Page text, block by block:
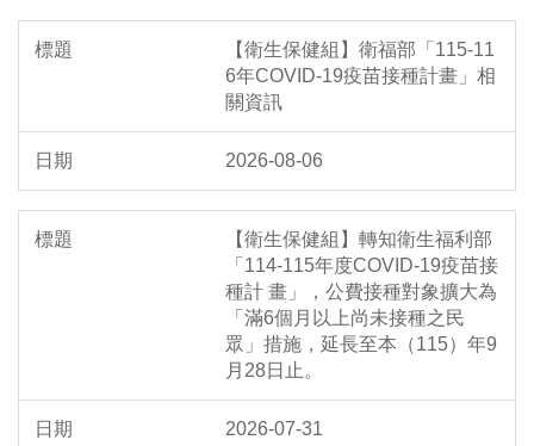
【衛生保健組】衛福部「115-11
6年COVID-19疫苗接種計畫」相
關資訊
2026-08-06
【衛生保健組】轉知衛生福利部
「114-115年度COVID-19疫苗接
種計 畫」，公費接種對象擴大為
「滿6個月以上尚未接種之民
眾」措施，延長至本（115）年9
月28日止。
2026-07-31